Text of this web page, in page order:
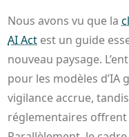
Nous avons vu que la
AI Act est un guide
nouveau paysage.
pour les modèles d’IA
vigilance accrue,
réglementaires offrent